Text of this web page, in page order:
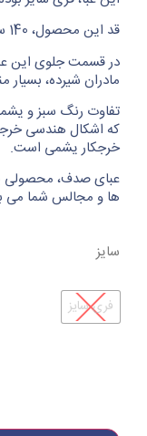
قد این محصول، 140 سانتی متر می باشد.
در قسمت جلوی این
مادران شیرده،
تفاوت رنگ سبز و
که اشکال هندسی
خرجکار یشمی است.
عبای صدف، محصولی
ها و مجالس شما می
سایز
فری سایز